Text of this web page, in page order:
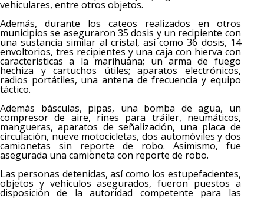
vehiculares, entre otros objetos.
Además, durante los cateos realizados en otros
municipios se aseguraron 35 dosis y un recipiente con
una sustancia similar al cristal, así como 36 dosis, 14
envoltorios, tres recipientes y una caja con hierva con
características a la marihuana; un arma de fuego
hechiza y cartuchos útiles; aparatos electrónicos,
radios portátiles, una antena de frecuencia y equipo
táctico.
Además básculas, pipas, una bomba de agua, un
compresor de aire, rines para tráiler, neumáticos,
mangueras, aparatos de señalización, una placa de
circulación, nueve motocicletas, dos automóviles y dos
camionetas sin reporte de robo. Asimismo, fue
asegurada una camioneta con reporte de robo.
Las personas detenidas, así como los estupefacientes,
objetos y vehículos asegurados, fueron puestos a
disposición de la autoridad competente para las